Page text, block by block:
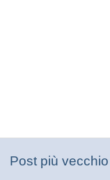
Post più vecchio